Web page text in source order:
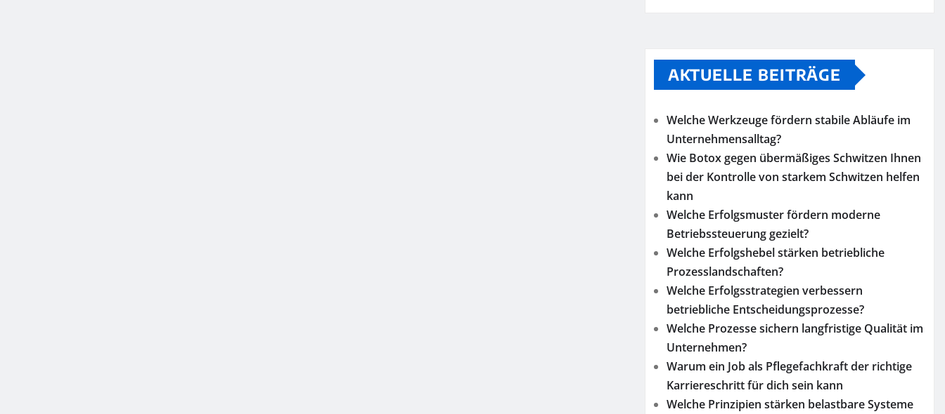
AKTUELLE BEITRÄGE
Welche Werkzeuge fördern stabile Abläufe im
Unternehmensalltag?
Wie Botox gegen übermäßiges Schwitzen Ihnen
bei der Kontrolle von starkem Schwitzen helfen
kann
Welche Erfolgsmuster fördern moderne
Betriebssteuerung gezielt?
Welche Erfolgshebel stärken betriebliche
Prozesslandschaften?
Welche Erfolgsstrategien verbessern
betriebliche Entscheidungsprozesse?
Welche Prozesse sichern langfristige Qualität im
Unternehmen?
Warum ein Job als Pflegefachkraft der richtige
Karriereschritt für dich sein kann
Welche Prinzipien stärken belastbare Systeme